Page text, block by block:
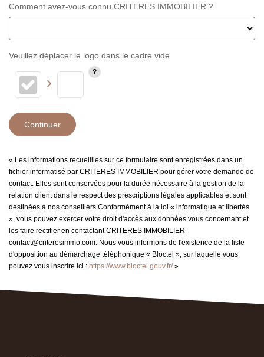
Comment avez-vous connu CRITERES IMMOBILIER ?
Veuillez déplacer le logo dans le cadre vide
Continuer
« Les informations recueillies sur ce formulaire sont enregistrées dans un
fichier informatisé par CRITERES IMMOBILIER pour gérer votre demande de
contact. Elles sont conservées pour la durée nécessaire à la gestion de la
relation client dans le respect des prescriptions légales applicables et sont
destinées à nos conseillers Conformément à la loi « informatique et libertés
», vous pouvez exercer votre droit d'accès aux données vous concernant et
les faire rectifier en contactant CRITERES IMMOBILIER
contact@criteresimmo.com. Nous vous informons de l'existence de la liste
d'opposition au démarchage téléphonique « Bloctel », sur laquelle vous
pouvez vous inscrire ici : https://www.bloctel.gouv.fr/»